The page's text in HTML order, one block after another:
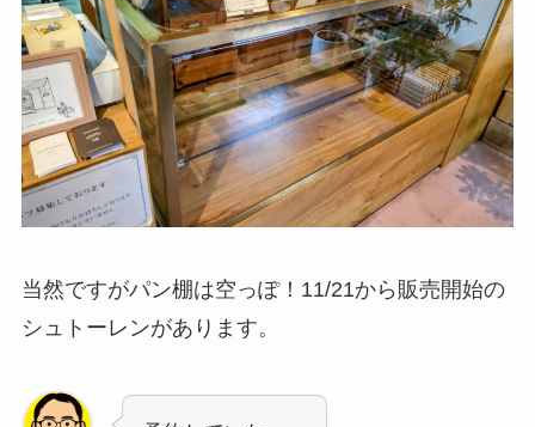
当然ですがパン棚は空っぽ！11/21から販売開始の
シュトーレンがあります。